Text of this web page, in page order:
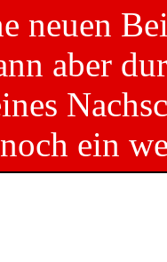
neuen
aber
ein